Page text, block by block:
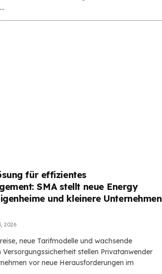
für effizientes
SMA stellt neue Energy
und kleinere Unternehmen
2026
neue Tarifmodelle und wachsende
stellen Privatanwender
vor neue Herausforderungen im